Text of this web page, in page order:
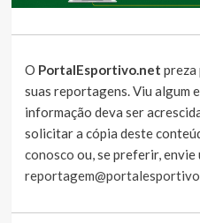
O PortalEsportivo.net preza
suas reportagens. Viu algum
informação deva ser
solicitar a cópia deste
conosco ou, se preferir, envie